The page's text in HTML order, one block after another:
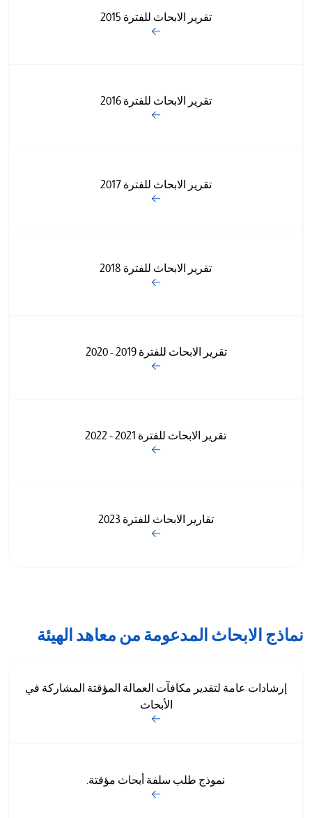
تقرير الابحاث للفترة 2015
تقرير الابحاث للفترة 2016
تقرير الابحاث للفترة 2017
تقرير الابحاث للفترة 2018
تقرير الابحاث للفترة 2019 - 2020
تقرير الابحاث للفترة 2021 - 2022
تقارير الابحاث للفترة 2023
نماذج الابحاث المدعومة من معاهد الهيئة
إرشادات عامة لتقدير مكافآت العمالة المؤقتة المشاركة في
الأبحاث
نموذج طلب سلفة أبحاث مؤقتة.